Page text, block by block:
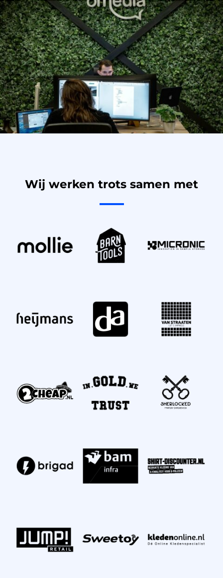
Wij werken trots samen met